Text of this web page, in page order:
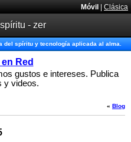
Móvil | Clásica
- zer
spíritu y tecnología aplicada al alma.
Red
gustos e intereses. Publica
y videos.
« Blog